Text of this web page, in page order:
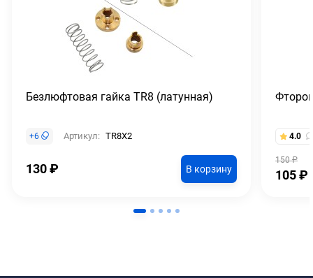
Безлюфтовая гайка TR8 (латунная)
+6 Артикул: TR8X2
130₽ В корзину
4.0
150₽
105₽